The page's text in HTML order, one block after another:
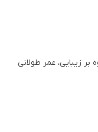
زیبایی، عمر طولانی